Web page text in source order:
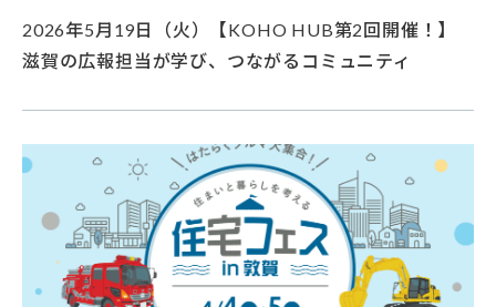
2026年5月19日（火）【KOHO HUB第2回開催！】
滋賀の広報担当が学び、つながるコミュニティ